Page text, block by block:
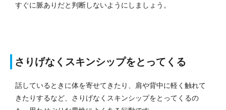
すぐに脈ありだと判断しないようにしましょう。
さりげなくスキンシップをとってくる
話しているときに体を寄せてきたり、肩や背中に軽く触れて
きたりするなど、さりげなくスキンシップをとってくるの